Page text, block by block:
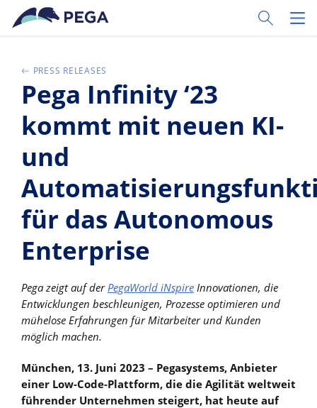
Pular para o conteúdo principal
Toggle
PRESS RELEASES
Pega Infinity ‘23
kommt mit neuen KI-
und
für das Autonomous
Enterprise
Pega zeigt auf derPegaWorld iNspire Innovationen, die
Entwicklungen beschleunigen, Prozesse optimieren und
mühelose Erfahrungen für Mitarbeiter und Kunden
möglich machen.
München, 13. Juni 2023 – Pegasystems, Anbieter
einer Low-Code-Plattform, die die Agilität weltweit
führender Unternehmen steigert, hat heute auf